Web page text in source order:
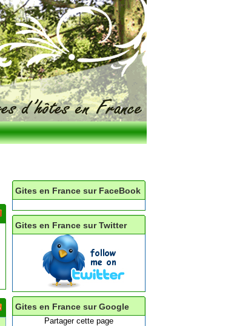
Gites en France sur FaceBook
Gites en France sur Twitter
Gites en France sur Google
Partager cette page